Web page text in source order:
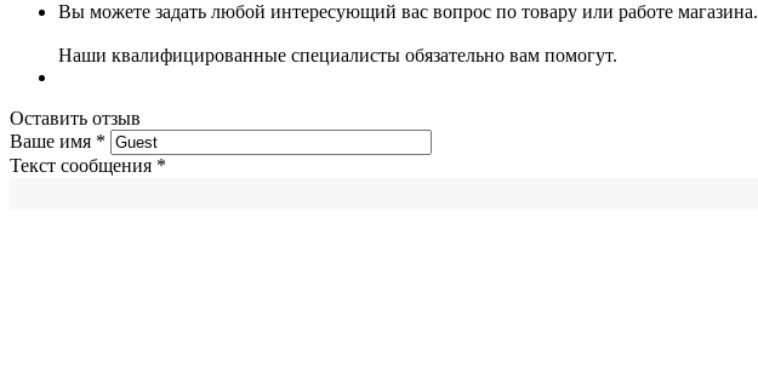
Вы можете задать любой интересующий вас вопрос по товару или работе магазина.
Наши квалифицированные специалисты обязательно вам помогут.
Оставить отзыв
Ваше имя *
Текст сообщения *